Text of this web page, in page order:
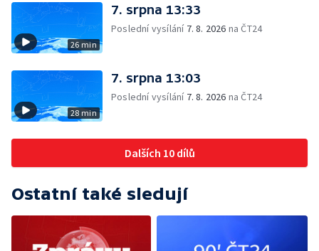
26 min
7. srpna 13:33
Poslední vysílání 7. 8. 2026 na ČT24
28 min
7. srpna 13:03
Poslední vysílání 7. 8. 2026 na ČT24
Dalších 10 dílů
Ostatní také sledují